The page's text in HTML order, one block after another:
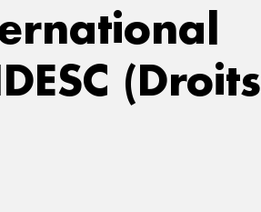
(Droits